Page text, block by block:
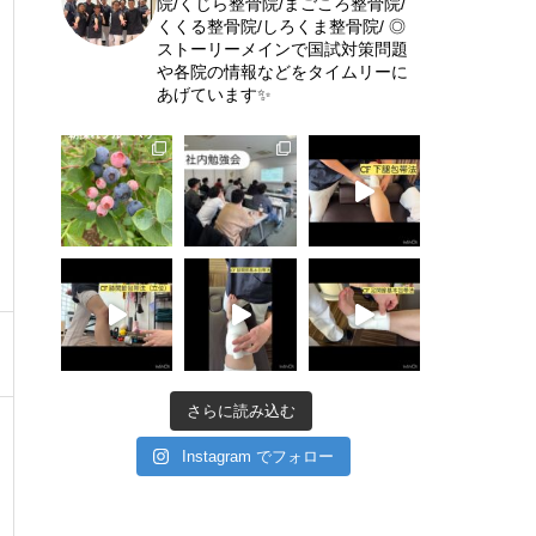
くくる整骨院/しろくま整骨院/ ◎
ストーリーメインで国試対策問題
や各院の情報などをタイムリーに
あげています✨
さらに読み込む
Instagram でフォロー